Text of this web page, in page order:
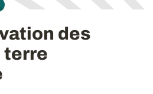
des
terre